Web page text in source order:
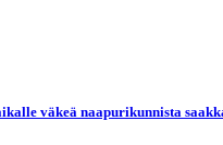
väkeä naapurikunnista